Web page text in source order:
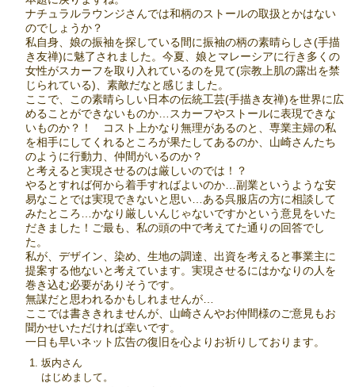
ナチュラルラウンジさんでは和柄のストールの取扱とかはない
のでしょうか？
私自身、娘の振袖を探している間に振袖の柄の素晴らしさ(手描
き友禅)に魅了されました。今夏、娘とマレーシアに行き多くの
女性がスカーフを取り入れているのを見て(宗教上肌の露出を禁
じられている)、素敵だなと感じました。
ここで、この素晴らしい日本の伝統工芸(手描き友禅)を世界に広
めることができないものか…スカーフやストールに表現できな
いものか？！ コスト上かなり無理があるのと、専業主婦の私
を相手にしてくれるところが果たしてあるのか、山崎さんたち
のように行動力、仲間がいるのか？
と考えると実現させるのは厳しいのでは！？
やるとすれば何から着手すればよいのか…副業というような安
易なことでは実現できないと思い…ある呉服店の方に相談して
みたところ…かなり厳しいんじゃないですかという意見をいた
だきました！ご最も、私の頭の中で考えてた通りの回答でし
た。
私が、デザイン、染め、生地の調達、出資を考えると事業主に
提案する他ないと考えています。実現させるにはかなりの人を
巻き込む必要がありそうです。
無謀だと思われるかもしれませんが…
ここでは書ききれませんが、山崎さんやお仲間様のご意見もお
聞かせいただければ幸いです。
一日も早いネット広告の復旧を心よりお祈りしております。
坂内さん
はじめまして。